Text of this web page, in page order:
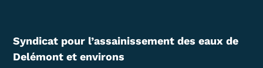
Syndicat pour l’assainissement des eaux de
Delémont et environs